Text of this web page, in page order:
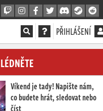
PŘIHLÁŠENÍ
Víkend je tady! Napište nám,
co budete hrát, sledovat nebo
číst